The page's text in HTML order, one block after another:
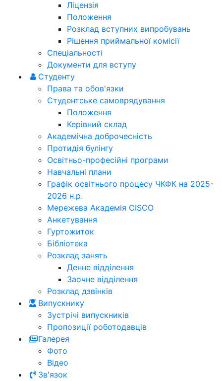
Ліцензія
Положення
Розклад вступних випробувань
Рішення приймальної комісії
Спеціальності
Документи для вступу
Студенту
Права та обов'язки
Студентське самоврядування
Положення
Керівний склад
Академічна доброчесність
Протидія булінгу
Освітньо-професійні програми
Навчальні плани
Графік освітнього процесу ЧКФК на 2025-
2026 н.р.
Мережева Академія CISCO
Анкетування
Гуртожиток
Бібліотека
Розклад занять
Денне відділення
Заочне відділення
Розклад дзвінків
Випускнику
Зустрічі випускників
Пропозиції роботодавців
Галерея
Фото
Відео
Зв'язок